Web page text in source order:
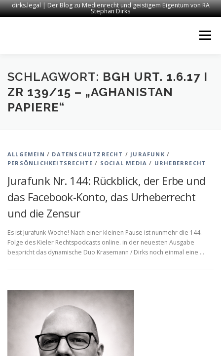
dirks.legal | Der Blog zu Medienrecht und geistigem Eigentum von RA
Stephan Dirks
Menü
START KONTAKT RECHTSANWALT DIRKS
MEDIEN
SCHLAGWORT: BGH URT. 1.6.17 I
ZR 139/15 – „AGHANISTAN
PAPIERE“
ALLGEMEIN / DATENSCHUTZRECHT / JURAFUNK /
PERSÖNLICHKEITSRECHTE / SOCIAL MEDIA / URHEBERRECHT
Jurafunk Nr. 144: Rückblick, der Erbe und
das Facebook-Konto, das Urheberrecht
und die Zensur
Es ist Jurafunk-Woche! Nach einer kleinen Pause ist nunmehr die 144.
Folge des Kieler Rechtspodcasts online. in der neuesten Ausgabe
bespricht das dynamische Duo Krasemann / Dirks noch einmal eine …